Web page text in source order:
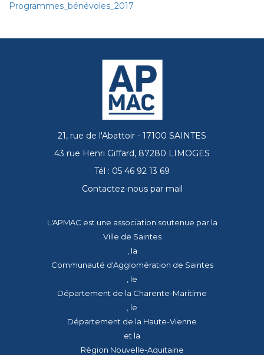
Programmes_bénévoles_2017
21, rue de l'Abattoir - 17100 SAINTES
43 rue Henri Giffard, 87280 LIMOGES
Tél : 05 46 92 13 69
Contactez-nous par mail
L'APMAC est une association soutenue par la
Ville de Saintes
, la
Communauté d'Agglomération de Saintes
, le
Département de la Charente-Maritime
, le
Département de la Haute-Vienne
et la
Région Nouvelle-Aquitaine